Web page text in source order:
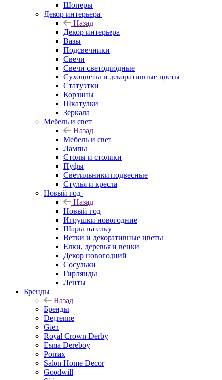
Шоперы
Декор интерьера
Назад
Декор интерьера
Вазы
Подсвечники
Свечи
Свечи светодиодные
Сухоцветы и декоративные цветы
Статуэтки
Корзины
Шкатулки
Зеркала
Мебель и свет
Назад
Мебель и свет
Лампы
Столы и столики
Пуфы
Светильники подвесные
Стулья и кресла
Новый год
Назад
Новый год
Игрушки новогодние
Шары на елку
Ветки и декоративные цветы
Елки, деревья и венки
Декор новогодний
Сосульки
Гирлянды
Ленты
Бренды
Назад
Бренды
Degrenne
Gien
Royal Crown Derby
Esma Dereboy
Pomax
Salon Home Decor
Goodwill